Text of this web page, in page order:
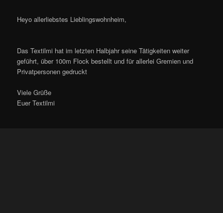
Heyo allerliebstes Lieblingswohnheim,
Das Textilmi hat im letzten Halbjahr seine Tätigkeiten weiter
geführt, über 100m Flock bestellt und für allerlei Gremien und
Privatpersonen gedruckt
Viele Grüße
Euer Textilmi